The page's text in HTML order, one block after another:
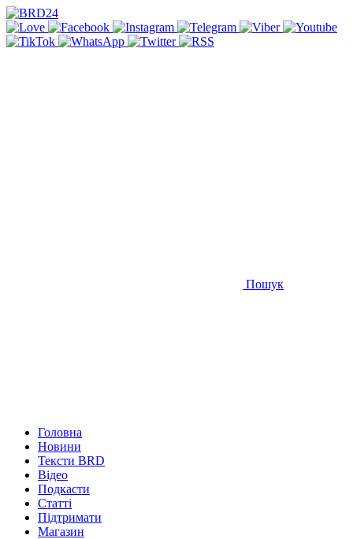
Пошук
Головна
Новини
Тексти BRD
Відео
Подкасти
Статті
Підтримати
Магазин